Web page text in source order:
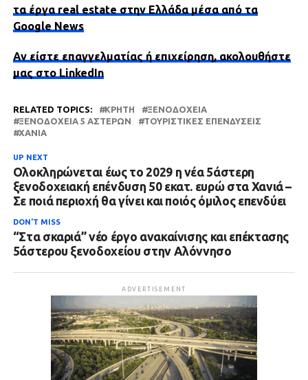
τα έργα real estate στην Ελλάδα μέσα από τα
Google News
Αν είστε επαγγελματίας ή επιχείρηση, ακολουθήστε
μας στο LinkedIn
RELATED TOPICS: ΚΡΉΤΗ
ΞΕΝΟΔΟΧΕΊΑ
ΞΕΝΟΔΟΧΕΊΑ 5 ΑΣΤΈΡΩΝ
ΤΟΥΡΙΣΤΙΚΈΣ ΕΠΕΝΔΎΣΕΙΣ
ΧΑΝΙΆ
UP NEXT
Ολοκληρώνεται έως το 2029 η νέα 5άστερη
ξενοδοχειακή επένδυση 50 εκατ. ευρώ στα Χανιά –
Σε ποιά περιοχή θα γίνει και ποιός όμιλος επενδύει
DON'T MISS
“Στα σκαριά” νέο έργο ανακαίνισης και επέκτασης
5άστερου ξενοδοχείου στην Αλόννησο
ADVERTISEMENT